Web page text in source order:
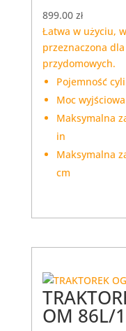
899.00 zł
Łatwa w użyciu,
przeznaczona
przydomowych.
Pojemność
Moc
Maksymalna
in
Maksymalna
cm
OM 86L/